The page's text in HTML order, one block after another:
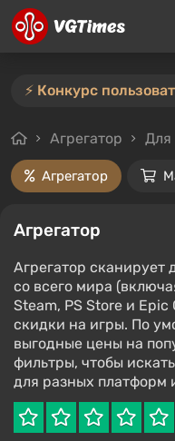
Агрегатор Для
Агрегатор
Агрегатор
Агрегатор сканирует
со всего мира
Steam, PS Store и
скидки на игры. По
выгодные цены на
фильтры, чтобы
для разных платформ